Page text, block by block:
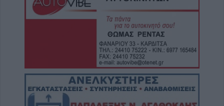
6 Αυγούστου 2026, 17:36
Δημόσιες Σ.Α.Ε.Κ.: 860 τμήματα και 95
ειδικότητες για το 2026-2027
Την Παρασκευή (7/8) η δεύτερη καταβολή
του βοηθήματος του ΛΑΕ-ΟΠΕΚΑ
6 Αυγούστου 2026, 16:31